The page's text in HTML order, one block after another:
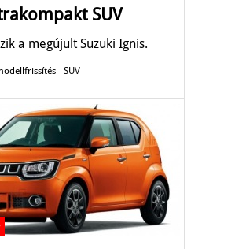
SUV
a megújult Suzuki Ignis.
SUV